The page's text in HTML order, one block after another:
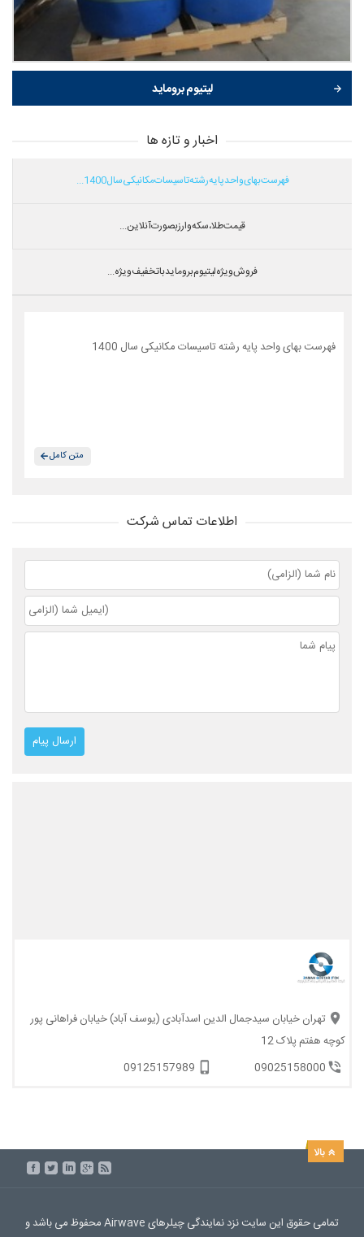
لیتیوم بروماید
اخبار و تازه ها
فهرست بهای واحد پایه رشته تاسیسات مکانیکی سال 1400...
قیمت طلا،سکه و ارز بصورت آنلاین...
فروش ویژه لیتیوم بروماید با تخفیف ویژه...
فهرست بهای واحد پایه رشته تاسیسات مکانیکی سال 1400
متن کامل
اطلاعات تماس شرکت
تهران خیابان سیدجمال الدین اسدآبادی (یوسف آباد) خیابان فراهانی پور
کوچه هفتم پلاک 12
09025158000
09125157989
تمامی حقوق این سایت نزد نمایندگی چیلرهای Airwave محفوظ می باشد و